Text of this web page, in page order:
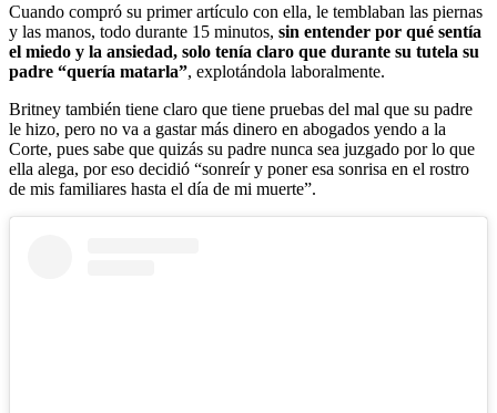
Cuando compró su primer artículo con ella, le temblaban las piernas
y las manos, todo durante 15 minutos, sin entender por qué sentía
el miedo y la ansiedad, solo tenía claro que durante su tutela su
padre “quería matarla”, explotándola laboralmente.
Britney también tiene claro que tiene pruebas del mal que su padre
le hizo, pero no va a gastar más dinero en abogados yendo a la
Corte, pues sabe que quizás su padre nunca sea juzgado por lo que
ella alega, por eso decidió “sonreír y poner esa sonrisa en el rostro
de mis familiares hasta el día de mi muerte”.